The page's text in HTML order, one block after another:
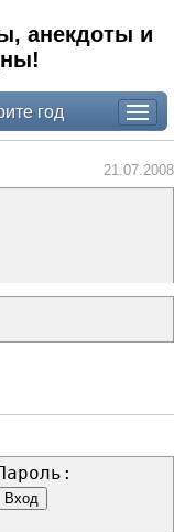
анекдоты и
год
21.07.2008